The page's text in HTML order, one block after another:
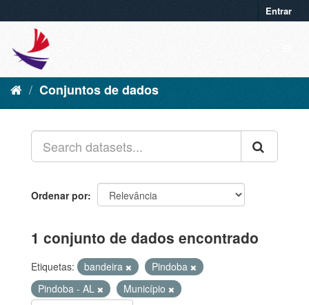
Entrar
Conjuntos de dados
Ordenar por
1 conjunto de dados encontrado
Etiquetas: bandeira
Pindoba
Pindoba - AL
Município